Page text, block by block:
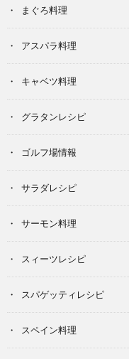
まぐろ料理
アスパラ料理
キャベツ料理
グラタンレシピ
ゴルフ場情報
サラダレシピ
サーモン料理
スィーツレシピ
スパゲッティレシピ
スペイン料理